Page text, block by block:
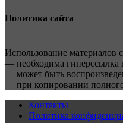
Политика сайта
Использование материалов
— необходима гиперссылка
— может быть
— при копировании полного
Контакты
Политика